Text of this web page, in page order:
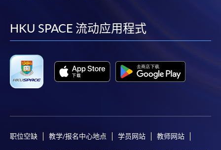
facebook
youtube
linkedin
HKU SPACE 流动应用程式
职位空缺 教学/报名中心地点 学员网站 教师网站